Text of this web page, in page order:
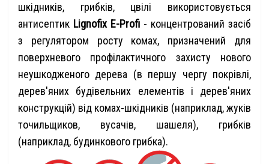
шкідників, грибків, цвілі використовується
антисептик Lignofix E-Profi - концентрований засіб
з регулятором росту комах, призначений для
поверхневого профілактичного захисту нового
неушкодженого дерева (в першу чергу покрівлі,
дерев'яних будівельних елементів і дерев'яних
конструкцій) від комах-шкідників (наприклад, жуків
точильщиков, вусачів, шашеля), грибків
(наприклад, будинкового грибка).